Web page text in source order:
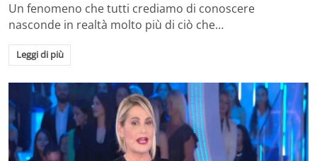
Un fenomeno che tutti crediamo di conoscere
nasconde in realtà molto più di ciò che…
Leggi di più